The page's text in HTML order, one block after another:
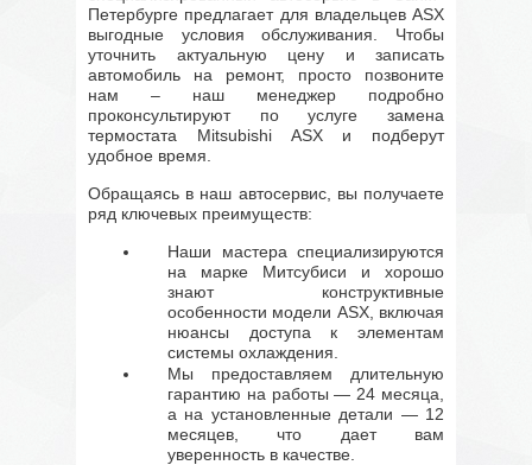
Петербурге предлагает для владельцев ASX
выгодные условия обслуживания. Чтобы
уточнить актуальную цену и записать
автомобиль на ремонт, просто позвоните
нам – наш менеджер подробно
проконсультируют по услуге замена
термостата Mitsubishi ASX и подберут
удобное время.
Обращаясь в наш автосервис, вы получаете
ряд ключевых преимуществ:
Наши мастера специализируются
на марке Митсубиси и хорошо
знают конструктивные
особенности модели ASX, включая
нюансы доступа к элементам
системы охлаждения.
Мы предоставляем длительную
гарантию на работы — 24 месяца,
а на установленные детали — 12
месяцев, что дает вам
уверенность в качестве.